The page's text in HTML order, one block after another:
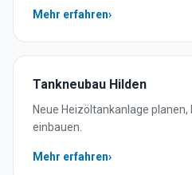
Mehr erfahren›
Tankneubau Hilden
Neue Heizöltankanlage
einbauen.
Mehr erfahren›